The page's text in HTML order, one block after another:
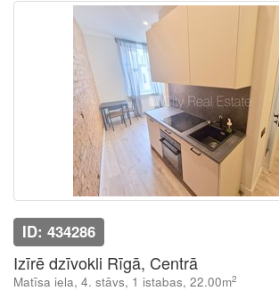
ID: 434286
Izīrē dzīvokli Rīgā, Centrā
Matīsa iela, 4. stāvs, 1 istabas, 22.00m2